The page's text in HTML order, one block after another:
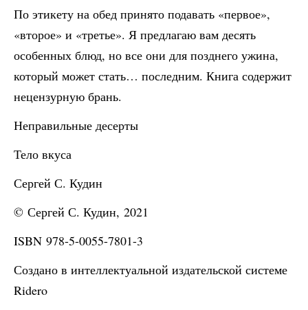
По этикету на обед принято подавать «первое»,
«второе» и «третье». Я предлагаю вам десять
особенных блюд, но все они для позднего ужина,
который может стать… последним. Книга содержит
нецензурную брань.
Неправильные десерты
Тело вкуса
Сергей С. Кудин
© Сергей С. Кудин, 2021
ISBN 978-5-0055-7801-3
Создано в интеллектуальной издательской системе
Ridero